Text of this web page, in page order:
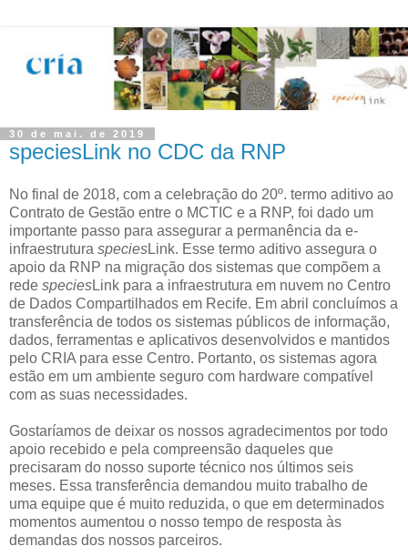
30 de mai. de 2019
speciesLink no CDC da RNP
No final de 2018, com a celebração do 20º. termo aditivo ao
Contrato de Gestão entre o MCTIC e a RNP, foi dado um
importante passo para assegurar a permanência da e-
infraestrutura speciesLink. Esse termo aditivo assegura o
apoio da RNP na migração dos sistemas que compõem a
rede speciesLink para a infraestrutura em nuvem no Centro
de Dados Compartilhados em Recife. Em abril concluímos a
transferência de todos os sistemas públicos de informação,
dados, ferramentas e aplicativos desenvolvidos e mantidos
pelo CRIA para esse Centro. Portanto, os sistemas agora
estão em um ambiente seguro com hardware compatível
com as suas necessidades.
Gostaríamos de deixar os nossos agradecimentos por todo
apoio recebido e pela compreensão daqueles que
precisaram do nosso suporte técnico nos últimos seis
meses. Essa transferência demandou muito trabalho de
uma equipe que é muito reduzida, o que em determinados
momentos aumentou o nosso tempo de resposta às
demandas dos nossos parceiros.